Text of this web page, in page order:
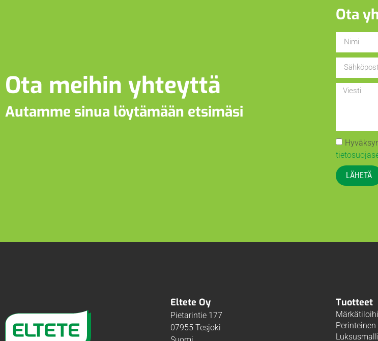
Ota meihin yhteyttä
Autamme sinua löytämään etsimäsi
Ota
LÄHETÄ
Eltete Oy
Pietarintie 177
07955 Tesjoki
Tuotteet